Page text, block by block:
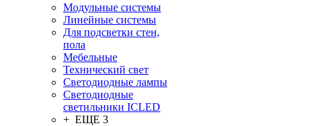
Модульные системы
Линейные системы
Для подсветки стен,
пола
Мебельные
Технический свет
Светодиодные лампы
Светодиодные
светильники ICLED
+ ЕЩЕ 3